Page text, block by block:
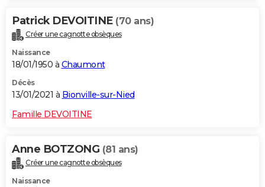
Patrick DEVOITINE (70 ans)
Créer une cagnotte obsèques
Naissance
18/01/1950 à Chaumont
Décès
13/01/2021 à Bionville-sur-Nied
Famille DEVOITINE
Anne BOTZONG (81 ans)
Créer une cagnotte obsèques
Naissance